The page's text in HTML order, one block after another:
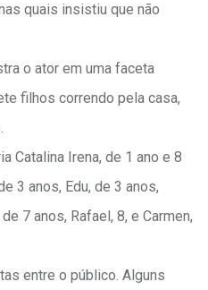
quais insistiu que não
o ator em uma faceta
filhos correndo pela casa,
Catalina Irena, de 1 ano e 8
3 anos, Edu, de 3 anos,
7 anos, Rafael, 8, e Carmen,
entre o público. Alguns